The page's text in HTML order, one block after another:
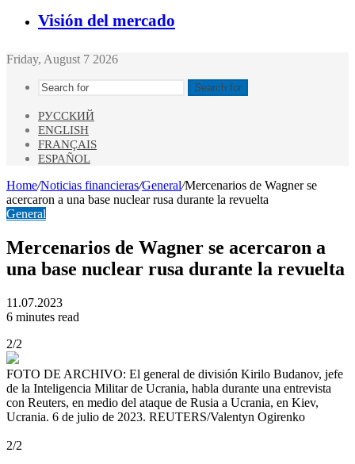
Visión del mercado
Friday, August 7 2026
Search for
РУССКИЙ
ENGLISH
FRANÇAIS
ESPAÑOL
Home/Noticias financieras/General/Mercenarios de Wagner se
acercaron a una base nuclear rusa durante la revuelta
General
Mercenarios de Wagner se acercaron a
una base nuclear rusa durante la revuelta
11.07.2023
6 minutes read
2/2
FOTO DE ARCHIVO: El general de división Kirilo Budanov, jefe
de la Inteligencia Militar de Ucrania, habla durante una entrevista
con Reuters, en medio del ataque de Rusia a Ucrania, en Kiev,
Ucrania. 6 de julio de 2023. REUTERS/Valentyn Ogirenko
2/2